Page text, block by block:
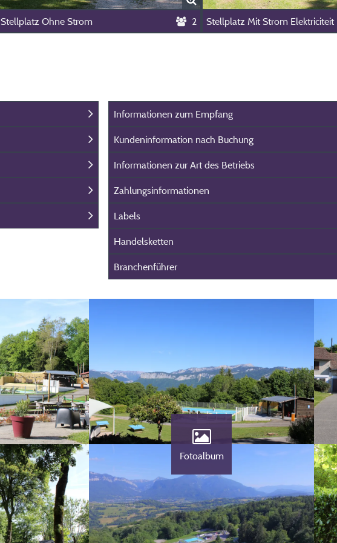
Stellplatz Ohne Strom 2 Stellplatz Mit Strom Elektriciteit
Informationen zum Empfang
Kundeninformation nach Buchung
Informationen zur Art des Betriebs
Zahlungsinformationen
Labels
Handelsketten
Branchenführer
Fotoalbum